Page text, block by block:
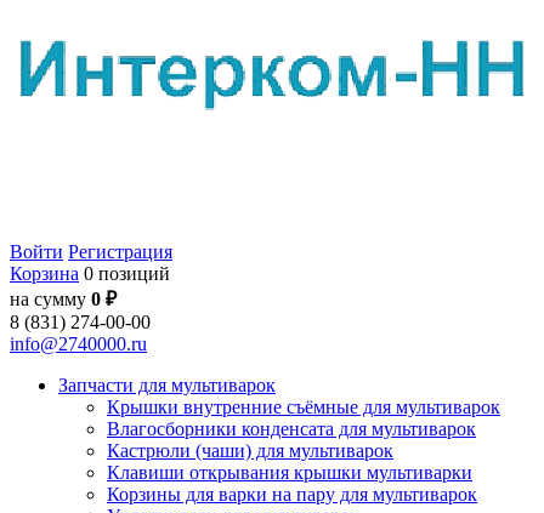
Войти Регистрация
Корзина 0 позиций
на сумму 0 ₽
8 (831) 274-00-00
info@2740000.ru
Запчасти для мультиварок
Крышки внутренние съёмные для мультиварок
Влагосборники конденсата для мультиварок
Кастрюли (чаши) для мультиварок
Клавиши открывания крышки мультиварки
Корзины для варки на пару для мультиварок